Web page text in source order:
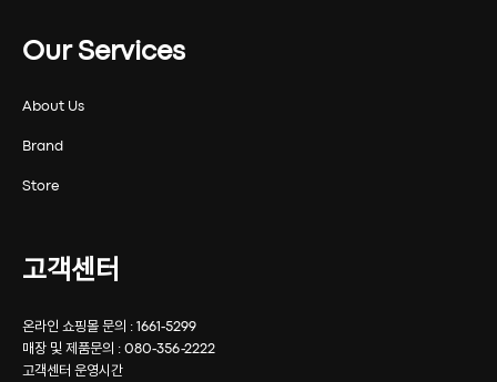
Our Services
About Us
Brand
Store
고객센터
온라인 쇼핑몰 문의 : 1661-5299
매장 및 제품문의 : 080-356-2222
고객센터 운영시간